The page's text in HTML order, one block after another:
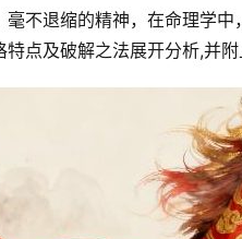
不退缩的精神，在命理学
点及破解之法展开分析,并附